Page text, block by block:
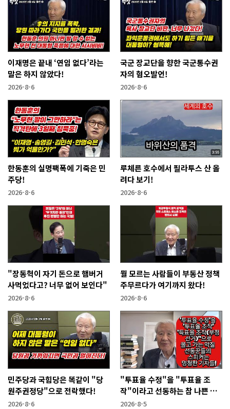
이재명은 끝내 ‘연임 없다’라는
말은 하지 않았다!
2026-8-6
국군 장교단을 향한 국군통수권
자의 혐오발언!
2026-8-6
한동훈의 실명팩폭에 기죽은 민
주당!
2026-8-6
루체른 호수에서 필라투스 산 올
려다 보기!
2026-8-6
"장동혁이 자기 돈으로 햄버거
사먹었다고? 너무 없어 보인다"
2026-8-6
뭘 모르는 사람들이 부동산 정책
주무르다가 여기까지 왔다!
2026-8-6
민주당과 국힘당은 똑같이 "당
원주권정당"으로 전락했다!
2026-8-6
"투표율 수정"을 "투표율 조
작"이라고 선동하는 참 나쁜 사
람들!
2026-8-5